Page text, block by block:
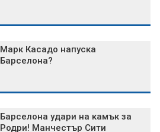
Марк Касадо напуска
Барселона?
Барселона удари на камък за
Родри! Манчестър Сити